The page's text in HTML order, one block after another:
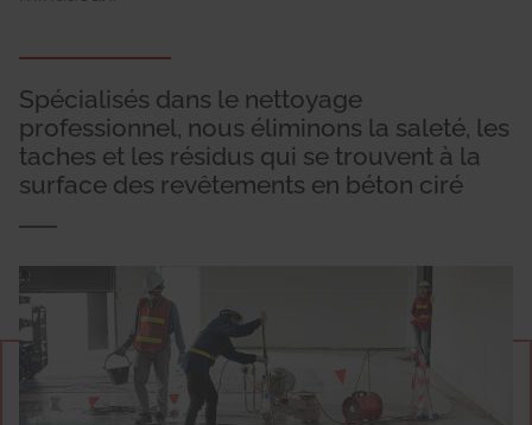
Spécialisés dans le nettoyage
professionnel, nous éliminons la saleté, les
taches et les résidus qui se trouvent à la
surface des revêtements en béton ciré